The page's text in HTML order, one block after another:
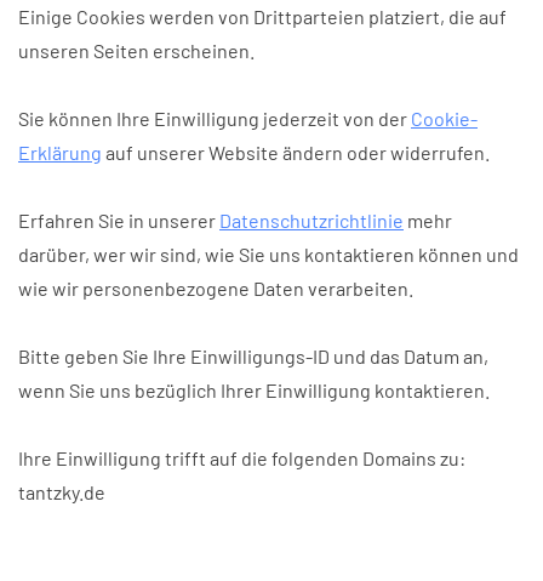
Einige Cookies werden von Drittparteien platziert, die auf
unseren Seiten erscheinen.
Sie können Ihre Einwilligung jederzeit von der Cookie-
Erklärung auf unserer Website ändern oder widerrufen.
Erfahren Sie in unserer Datenschutzrichtlinie mehr
darüber, wer wir sind, wie Sie uns kontaktieren können und
wie wir personenbezogene Daten verarbeiten.
Bitte geben Sie Ihre Einwilligungs-ID und das Datum an,
wenn Sie uns bezüglich Ihrer Einwilligung kontaktieren.
Ihre Einwilligung trifft auf die folgenden Domains zu:
tantzky.de